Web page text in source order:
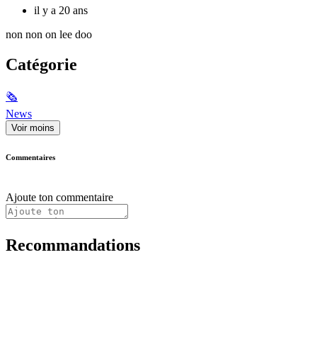
il y a 20 ans
non non on lee doo
Catégorie
🗞
News
Voir moins
Commentaires
Ajoute ton commentaire
Recommandations